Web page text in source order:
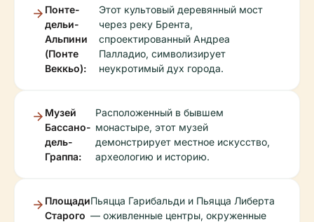
Понте-
дельи-
Альпини
(Понте
Веккьо):
Этот культовый деревянный мост
через реку Брента,
спроектированный Андреа
Палладио, символизирует
неукротимый дух города.
Музей
Бассано-
дель-
Граппа:
Расположенный в бывшем
монастыре, этот музей
демонстрирует местное искусство,
археологию и историю.
Площади
Старого
Пьяцца Гарибальди и Пьяцца Либерта
— оживленные центры, окруженные